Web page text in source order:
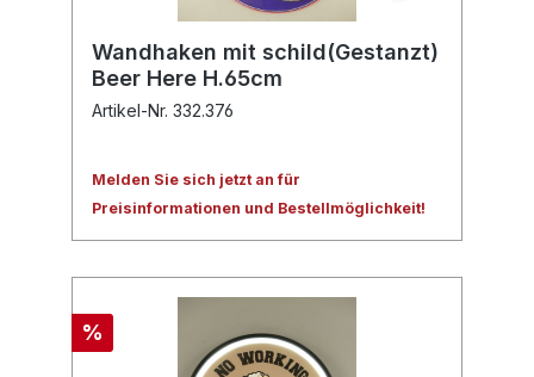
Wandhaken mit schild(Gestanzt)
Beer Here H.65cm
Artikel-Nr. 332.376
Melden Sie sich jetzt an für
Preisinformationen und Bestellmöglichkeit!
%